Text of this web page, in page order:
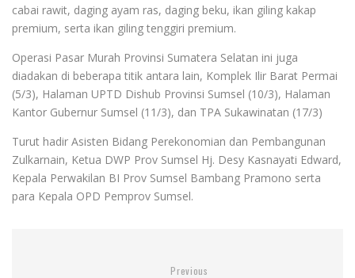
cabai rawit, daging ayam ras, daging beku, ikan giling kakap
premium, serta ikan giling tenggiri premium.
Operasi Pasar Murah Provinsi Sumatera Selatan ini juga
diadakan di beberapa titik antara lain, Komplek Ilir Barat Permai
(5/3), Halaman UPTD Dishub Provinsi Sumsel (10/3), Halaman
Kantor Gubernur Sumsel (11/3), dan TPA Sukawinatan (17/3)
Turut hadir Asisten Bidang Perekonomian dan Pembangunan
Zulkarnain, Ketua DWP Prov Sumsel Hj. Desy Kasnayati Edward,
Kepala Perwakilan BI Prov Sumsel Bambang Pramono serta
para Kepala OPD Pemprov Sumsel.
Previous